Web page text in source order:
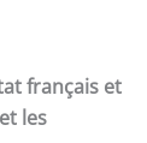
français et
les